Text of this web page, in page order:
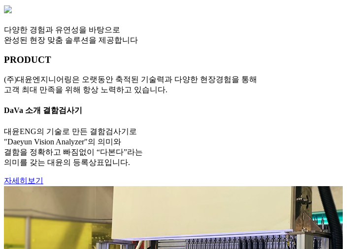
다양한 경험과 유연성을 바탕으로
완성된 현장 맞춤 솔루션을 제공합니다
PRODUCT
(주)대윤엔지니어링은 오랫동안 축적된 기술력과 다양한 현장경험을 통해
고객 최대 만족을 위해 항상 노력하고 있습니다.
DaVa 소개 결함검사기
대윤ENG의 기술로 만든 결함검사기로
"Daeyun Vision Analyzer"의 의미와
결함을 정확하고 빠짐없이 “다본다”라는
의미를 갖는 대윤의 등록상표입니다.
자세히보기